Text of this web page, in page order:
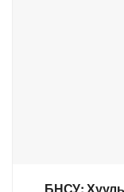
БНСУ: Хууль